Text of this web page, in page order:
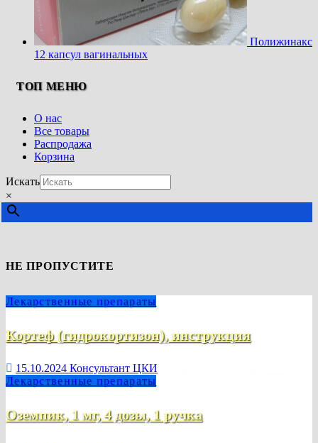
Полижинакс
12 капсул вагинальных
ТОП МЕНЮ
О нас
Все товары
Распродажа
Корзина
Искать
×
НЕ ПРОПУСТИТЕ
Лекарственные препараты
Кортеф (гидрокортизон), инструкция
15.10.2024 Консультант ЦКИ
Лекарственные препараты
Оземпик, 1 мг, 4 дозы, 1 ручка